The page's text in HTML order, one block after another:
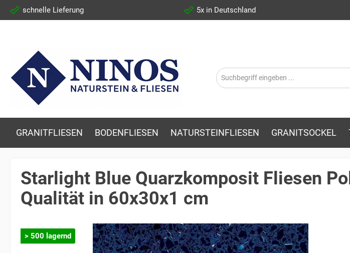
schnelle Lieferung 5x in Deutschland
GRANITFLIESEN BODENFLIESEN NATURSTEINFLIESEN GRANITSOCKEL
Starlight Blue Quarzkomposit Fliesen
Qualität in 60x30x1 cm
> 500 lagernd